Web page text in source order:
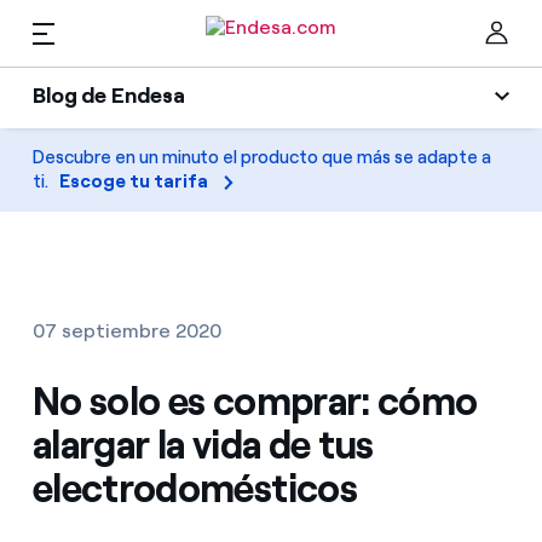
Blog de Endesa
Blog de Endesa
Luz
Gas
Solar
Electrodomésticos
Hogares
Encuentra la tarifa que más te conviene
Compara nuestras tarifas de empresa y ahorra
Por cada kWh que ahorres, te descontamos otro
Movilidad
PARA TI
ES
Descubre en un minuto el producto que más se adapte a
ti. Escoge tu tarifa
07 septiembre 2020
No solo es comprar: cómo
alargar la vida de tus
electrodomésticos